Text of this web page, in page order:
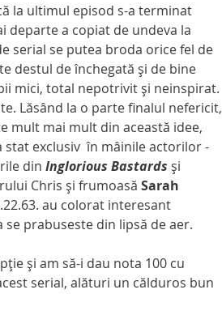
la ultimul episod s-a terminat
departe a copiat de undeva la
serial se putea broda orice fel de
destul de închegată şi de bine
mici, total nepotrivit şi neinspirat.
Lăsând la o parte finalul nefericit,
mult mai mult din această idee,
stat exclusiv  în mâinile actorilor -
din Inglorious Bastards şi
Chris şi frumoasă Sarah
au colorat interesant
prabuseste din lipsă de aer.
serial, alături un călduros bun